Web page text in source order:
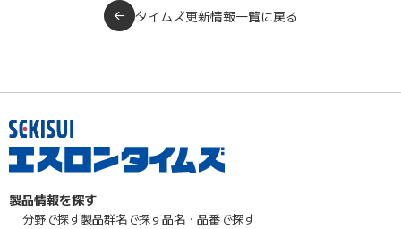
タイムズ更新情報一覧に戻る
製品情報を探す
分野で探す製品群名で探す品名・品番で探す